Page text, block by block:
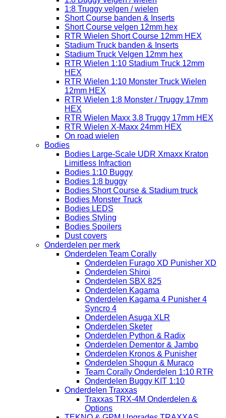
1:8 Truggy velgen / wielen
Short Course banden & Inserts
Short Course velgen 12mm hex
RTR Wielen Short Course 12mm HEX
Stadium Truck banden & Inserts
Stadium Truck Velgen 12mm hex
RTR Wielen 1:10 Stadium Truck 12mm
HEX
RTR Wielen 1:10 Monster Truck Wielen
12mm HEX
RTR Wielen 1:8 Monster / Truggy 17mm
HEX
RTR Wielen Maxx 3.8 Truggy 17mm HEX
RTR Wielen X-Maxx 24mm HEX
On road wielen
Bodies
Bodies Large-Scale UDR Xmaxx Kraton
Limitless Infraction
Bodies 1:10 Buggy
Bodies 1:8 buggy
Bodies Short Course & Stadium truck
Bodies Monster Truck
Bodies LEDS
Bodies Styling
Bodies Spoilers
Dust covers
Onderdelen per merk
Onderdelen Team Corally
Onderdelen Furago XD Punisher XD
Onderdelen Shiroi
Onderdelen SBX 825
Onderdelen Kagama
Onderdelen Kagama 4 Punisher 4
Syncro 4
Onderdelen Asuga XLR
Onderdelen Sketer
Onderdelen Python & Radix
Onderdelen Dementor & Jambo
Onderdelen Kronos & Punisher
Onderdelen Shogun & Muraco
Team Corally Onderdelen 1:10 RTR
Onderdelen Buggy KIT 1:10
Onderdelen Traxxas
Traxxas TRX-4M Onderdelen &
Options